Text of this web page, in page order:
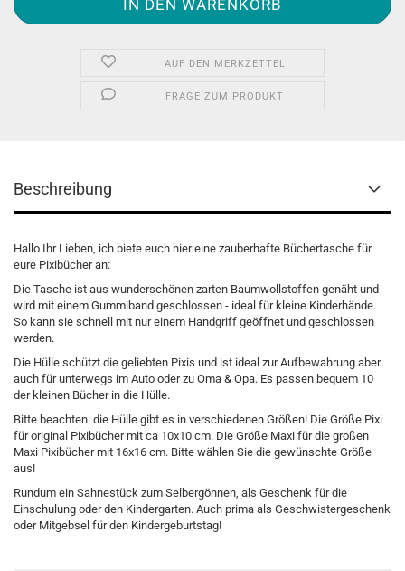
AUF DEN MERKZETTEL
FRAGE ZUM PRODUKT
Beschreibung
Hallo Ihr Lieben, ich biete euch hier eine zauberhafte Büchertasche für
eure Pixibücher an:
Die Tasche ist aus wunderschönen zarten Baumwollstoffen genäht und
wird mit einem Gummiband geschlossen - ideal für kleine Kinderhände.
So kann sie schnell mit nur einem Handgriff geöffnet und geschlossen
werden.
Die Hülle schützt die geliebten Pixis und ist ideal zur Aufbewahrung aber
auch für unterwegs im Auto oder zu Oma & Opa. Es passen bequem 10
der kleinen Bücher in die Hülle.
Bitte beachten: die Hülle gibt es in verschiedenen Größen! Die Größe Pixi
für original Pixibücher mit ca 10x10 cm. Die Größe Maxi für die großen
Maxi Pixibücher mit 16x16 cm. Bitte wählen Sie die gewünschte Größe
aus!
Rundum ein Sahnestück zum Selbergönnen, als Geschenk für die
Einschulung oder den Kindergarten. Auch prima als Geschwistergeschenk
oder Mitgebsel für den Kindergeburtstag!